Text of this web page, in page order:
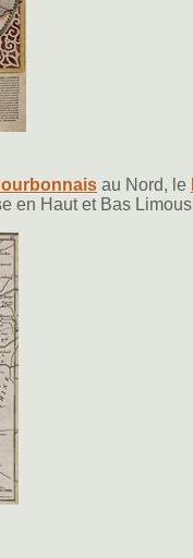
au Nord, le
en Haut et Bas